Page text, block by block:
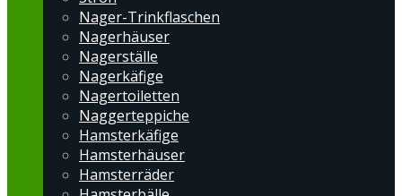
Nager-Trinkflaschen
Nagerhäuser
Nagerställe
Nagerkäfige
Nagertoiletten
Naggerteppiche
Hamsterkäfige
Hamsterhäuser
Hamsterräder